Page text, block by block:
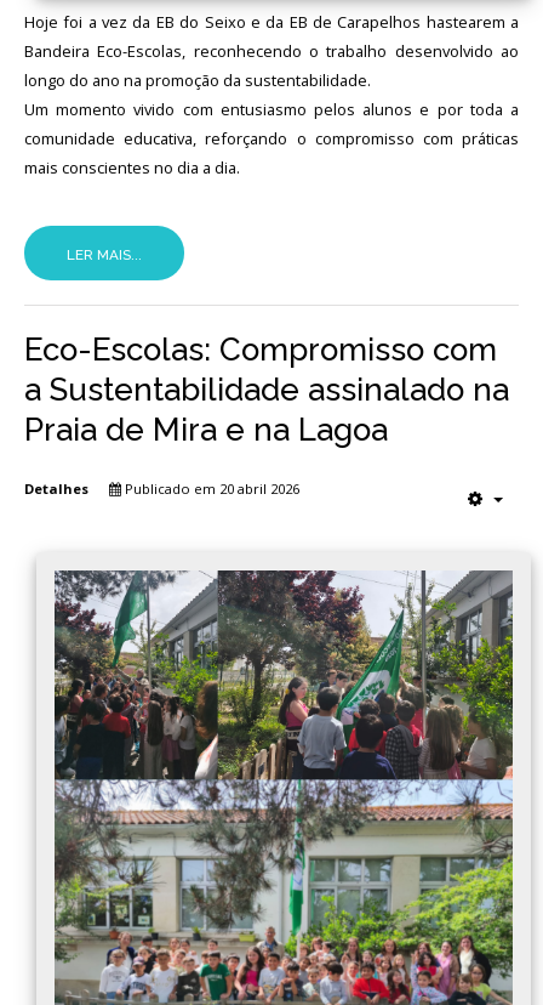
Hoje foi a vez da EB do Seixo e da EB de Carapelhos hastearem a
Bandeira Eco-Escolas, reconhecendo o trabalho desenvolvido ao
longo do ano na promoção da sustentabilidade.
Um momento vivido com entusiasmo pelos alunos e por toda a
comunidade educativa, reforçando o compromisso com práticas
mais conscientes no dia a dia.
LER MAIS...
Eco-Escolas: Compromisso com
a Sustentabilidade assinalado na
Praia de Mira e na Lagoa
Detalhes Publicado em 20 abril 2026